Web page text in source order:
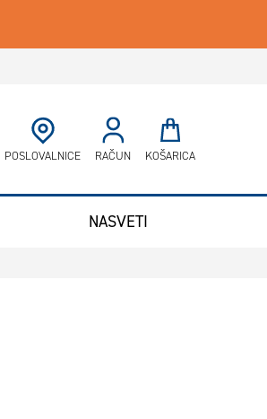
POSLOVALNICE RAČUN KOŠARICA
NASVETI